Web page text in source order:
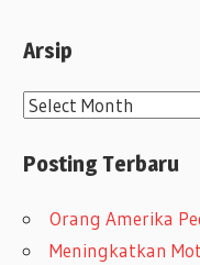
Arsip
A
s
Posting Terbaru
Orang Amerika
Meningkatkan